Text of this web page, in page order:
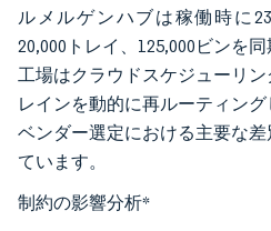
ルメルゲンハブは稼働時に
20,000トレイ、125,000ビンを
工場はクラウドスケジューリ
レインを動的に再ルーティン
ベンダー選定における主要な
ています。
制約の影響分析*